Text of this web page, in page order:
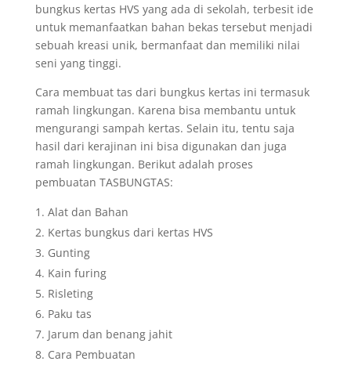
bungkus kertas HVS yang ada di sekolah, terbesit ide
untuk memanfaatkan bahan bekas tersebut menjadi
sebuah kreasi unik, bermanfaat dan memiliki nilai
seni yang tinggi.
Cara membuat tas dari bungkus kertas ini termasuk
ramah lingkungan. Karena bisa membantu untuk
mengurangi sampah kertas. Selain itu, tentu saja
hasil dari kerajinan ini bisa digunakan dan juga
ramah lingkungan. Berikut adalah proses
pembuatan TASBUNGTAS:
Alat dan Bahan
Kertas bungkus dari kertas HVS
Gunting
Kain furing
Risleting
Paku tas
Jarum dan benang jahit
Cara Pembuatan